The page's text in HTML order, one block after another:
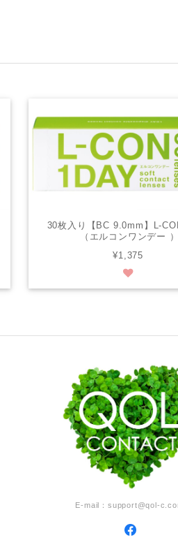
30枚入り【BC 9.0mm】L-
（エルコンワンデー
¥1,375
E-mail：support@qol-